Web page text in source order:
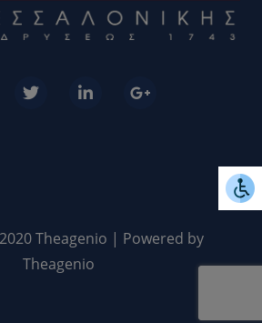
Theagenio | Powered by
Theagenio